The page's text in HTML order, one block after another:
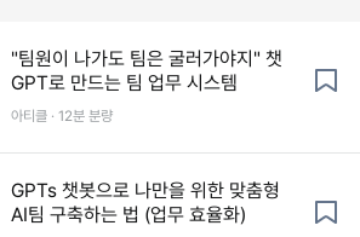
"팀원이 나가도 팀은 굴러가야지" 챗
GPT로 만드는 팀 업무 시스템
아티클 · 12분 분량
GPTs 챗봇으로 나만을 위한 맞춤형
AI팀 구축하는 법 (업무 효율화)